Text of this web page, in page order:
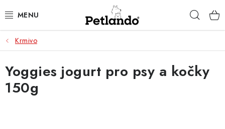
na
PRO PSY
PRO KOČKY
PRO PÁNÍČKY
Krmivo
Yoggies jogurt pro psy a kočky
150g